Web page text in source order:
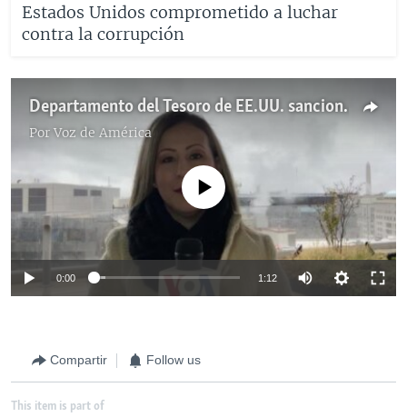
Estados Unidos comprometido a luchar
contra la corrupción
Departamento del Tesoro de EE.UU. sanciona funcionarios venezolanos
Por Voz de América
No media source currently available
0:00 1:12
Compartir Follow us
This item is part of